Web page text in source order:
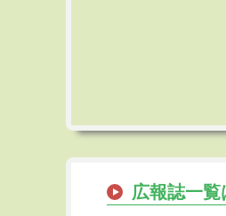
広報誌一覧